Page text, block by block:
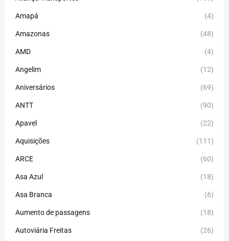
Amapá (4)
Amazonas (48)
AMD (4)
Angelim (12)
Aniversários (69)
ANTT (90)
Apavel (22)
Aquisições (111)
ARCE (60)
Asa Azul (18)
Asa Branca (6)
Aumento de passagens (18)
Autoviária Freitas (26)